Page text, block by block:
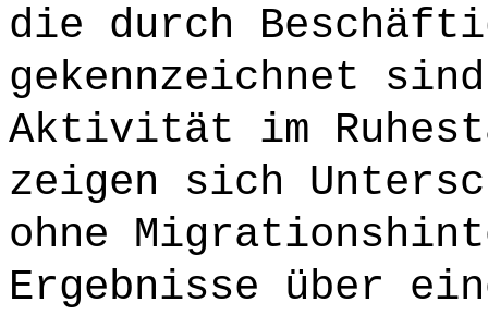
die durch
gekennzeichnet
Aktivität im
zeigen sich
ohne
Ergebnisse über